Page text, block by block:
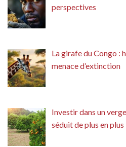
perspectives
La girafe du Congo :
menace d’extinction
Investir dans un
séduit de plus en plus